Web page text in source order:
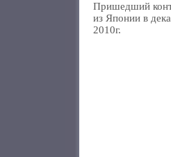
Пришедший
из Японии в
2010г.